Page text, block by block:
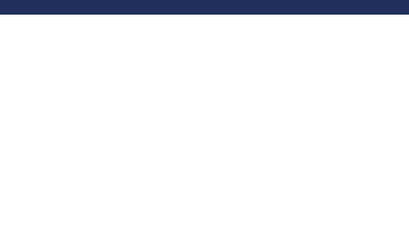
Saltar